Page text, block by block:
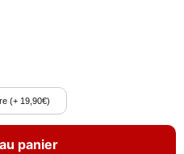
(+ 19,90€)
panier